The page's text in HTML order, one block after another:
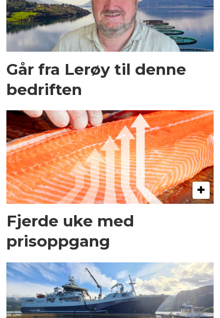
Går fra Lerøy til denne
bedriften
Fjerde uke med
prisoppgang